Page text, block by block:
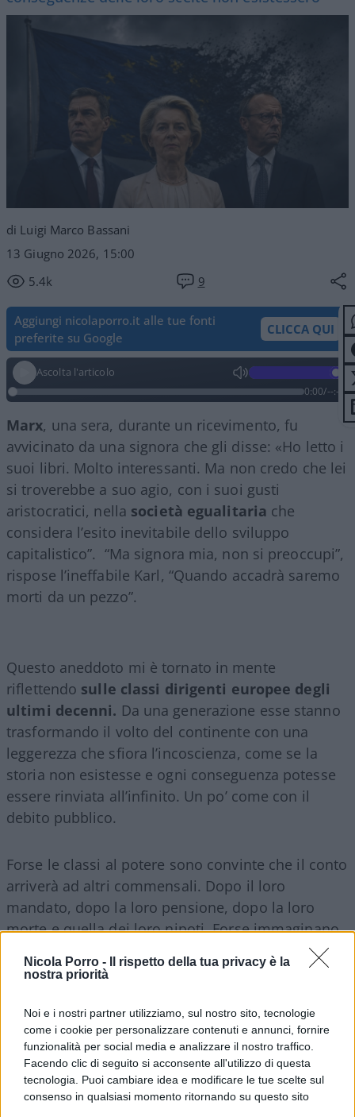
Nicola Porro -
Il rispetto della tua privacy è la
nostra priorità
Noi e i nostri partner utilizziamo, sul nostro sito, tecnologie
come i cookie per personalizzare contenuti e annunci, fornire
funzionalità per social media e analizzare il nostro traffico.
Facendo clic di seguito si acconsente all'utilizzo di questa
tecnologia. Puoi cambiare idea e modificare le tue scelte sul
consenso in qualsiasi momento ritornando su questo sito
di Luigi Marco Bassani
13 Giugno 2026, 15:00
5.4k
9
Aggiungi nicolaporro.it alle tue fonti
preferite su Google
CLICCA QUI
Ascolta l'articolo
0:00/--:--
Marx, una sera, durante un ricevimento, fu
avvicinato da una signora che gli disse: «Ho letto i
suoi libri. Molto interessanti. Ma non credo che lei
si troverebbe a suo agio, con i suoi gusti
aristocratici, nella società egualitaria che
considera l’esito inevitabile dello sviluppo
capitalistico”. “Ma signora mia, non si preoccupi”,
rispose l’ineffabile Karl, “Quando accadrà saremo
morti da un pezzo”.
Questo aneddoto mi è tornato in mente
riflettendo sulle classi dirigenti europee degli
ultimi decenni. Da una generazione esse stanno
trasformando il volto del continente con una
leggerezza che sfiora l’incoscienza, come se la
storia non esistesse e ogni conseguenza potesse
essere rinviata all’infinito. Un po’ come con il
debito pubblico.
Forse le classi al potere sono convinte che il conto
arriverà ad altri commensali. Dopo il loro
mandato, dopo la loro pensione, dopo la loro
morte e quella dei loro nipoti. Forse immaginano
le società possano essere radicalmente
trasformatesenza che nulla venga perduto. Una
esattamente come quella dell’Ottocento.
Forse pensano ancora che la conquista definitiva
e il crollo del loro mondo possano essere